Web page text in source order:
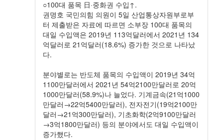
○100대 품목 日·중화권 수입↑.
권명호 국민의힘 의원이 5일 산업통상자원부로부
터 제출받은 자료에 따르면 소부장 100대 품목의
대일 수입액은 2019년 113억달러에서 2021년 134
억달러로 21억달러(18.6%) 증가한 것으로 나타났
다.
분야별로는 반도체 품목의 수입액이 2019년 34억
1100만달러에서 2021년 54억2100만달러로 20억
1000만달러(58.9%)나 늘었다. 기계금속(21억1000
만달러→22억5400만달러), 전자전기(19억2100만
달러→21억300만달러), 기초화학(2억9100만달러
→3억1800만달러) 등의 분야에서도 대일 수입액이
증가했다.